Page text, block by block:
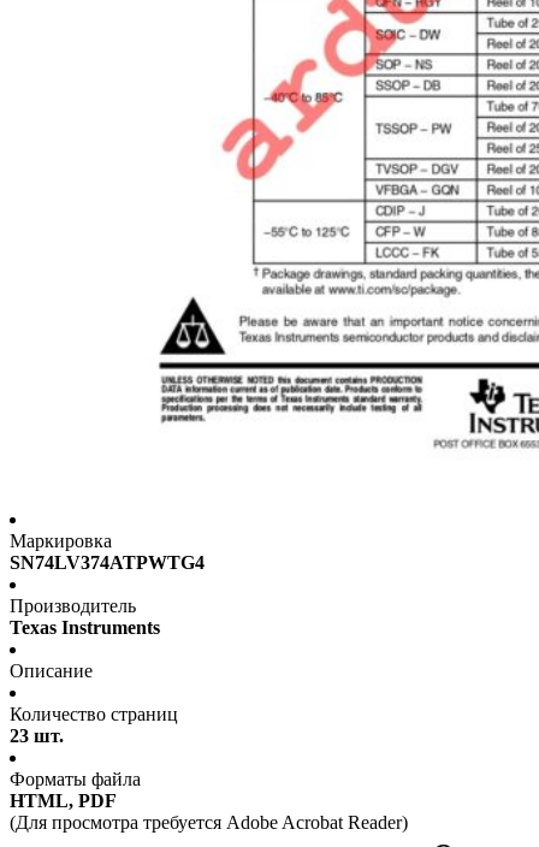
Маркировка
SN74LV374ATPWTG4
Производитель
Texas Instruments
Описание
Количество страниц
23 шт.
Форматы файла
HTML, PDF
(Для просмотра требуется Adobe Acrobat Reader)